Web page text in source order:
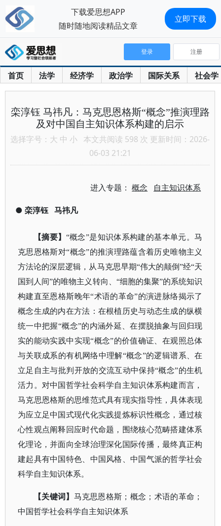
首页 法学 经济学 政治学 国际关系 社会学
登录 注册
栾淳钰 马祎凡：马克思恩格斯“概念”推演理路
及对中国自主知识体系构建的启示
选择字号： 大 中 小 本文共阅读 598 次 更新时间：2026-
06-03 21:21
进入专题：概念 自主知识体系
● 栾淳钰 马祎凡
【摘要】 “概念”是知识体系构建的基本单元。马
克思恩格斯对“概念”的推演理路蕴含着历史唯物主义
方法论的深层逻辑，从马克思早期“伟大的颠倒”经“天
国到人间”的唯物主义转向、“细胞的集聚”的系统知识
构建直至恩格斯晚年“术语的革命”的演进脉络揭示了
概念生成的内在方法：在根植历史与动态生成的纵横
统一中把握“概念”的内涵外延、在摆脱抽象与回归现
实的能动实践中实现“概念”的价值确证、在观照总体
与关联成系的有机网络中理解“概念”的逻辑谱系、在
立足自主与批判开放的交流互动中保持“概念”的生机
活力。对中国哲学社会科学自主知识体系构建而言，
马克思恩格斯的思维范式具有现实指导性，具体表现
为应立足中国式现代化实践提炼标识性概念，通过核
心性观点阐释回应时代命题，围绕核心范畴搭建体系
化理论，并面向全球治理深化国际传播，最终真正构
建起具有中国特色、中国风格、中国气派的哲学社会
科学自主知识体系。
【关键词】 马克思恩格斯；概念；术语的革命；
中国哲学社会科学自主知识体系
下载爱思想APP
随时随地阅读精品文章
立即下载